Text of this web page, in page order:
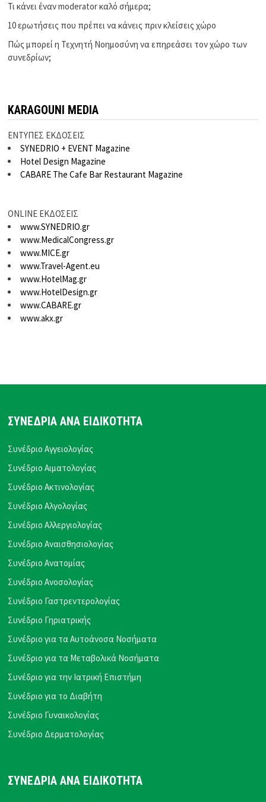
Τι κάνει έναν moderator καλό σήμερα;
10 ερωτήσεις που πρέπει να κάνεις πριν κλείσεις χώρο
Πώς μπορεί η Τεχνητή Νοημοσύνη να επηρεάσει τον χώρο των
συνεδρίων;
KARAGOUNI MEDIA
ΕΝΤΥΠΕΣ ΕΚΔΟΣΕΙΣ
SYNEDRIO + EVENT Magazine
Hotel Design Magazine
CABARE The Cafe Bar Restaurant Magazine
ONLINE ΕΚΔΟΣΕΙΣ
www.SYNEDRIO.gr
www.MedicalCongress.gr
www.MICE.gr
www.Travel-Agent.eu
www.HotelMag.gr
www.HotelDesign.gr
www.CABARE.gr
www.akx.gr
ΣΥΝΕΔΡΙΑ ΑΝΑ ΕΙΔΙΚΟΤΗΤΑ
Συνέδριο Αγγειολογίας
Συνέδριο Αιματολογίας
Συνέδριο Ακτινολογίας
Συνέδριο Αλγολογίας
Συνέδριο Αλλεργιολογίας
Συνέδριο Αναισθησιολογίας
Συνέδριο Ανατομίας
Συνέδριο Ανοσολογίας
Συνέδριο Γαστρεντερολογίας
Συνέδριο Γηριατρικής
Συνέδριο για τα Αυτοάνοσα Νοσήματα
Συνέδριο για τα Μεταβολικά Νοσήματα
Συνέδριο για την Ιατρική Επιστήμη
Συνέδριο για το Διαβήτη
Συνέδριο Γυναικολογίας
Συνέδριο Δερματολογίας
ΣΥΝΕΔΡΙΑ ΑΝΑ ΕΙΔΙΚΟΤΗΤΑ